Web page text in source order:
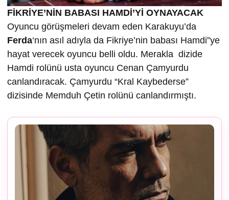
FİKRİYE’NİN BABASI HAMDİ’Yİ OYNAYACAK
Oyuncu görüşmeleri devam eden Karakuyu’da
Ferda‘nın asıl adıyla da Fikriye’nin babası Hamdi”ye
hayat verecek oyuncu belli oldu. Merakla dizide
Hamdi rolünü usta oyuncu Cenan Çamyurdu
canlandıracak. Çamyurdu “Kral Kaybederse”
dizisinde Memduh Çetin rolünü canlandırmıştı.